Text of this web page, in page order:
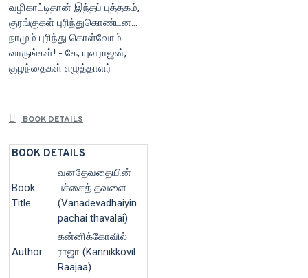
வழிகாட்டிதான் இந்தப் புத்தகம்,
குரங்குகள் புரிந்துகொண்டன...
நாமும் புரிந்து கொள்வோம்
வாருங்கள்! - கே, யுவராஜன்,
குழந்தைகள் எழுத்தாளர்
BOOK DETAILS
BOOK DETAILS
Book
Title
வனதேவதையின்
பச்சைத் தவளை
(Vanadevadhaiyin
pachai thavalai)
Author
கன்னிக்கோவில்
ராஜா (Kannikkovil
Raajaa)